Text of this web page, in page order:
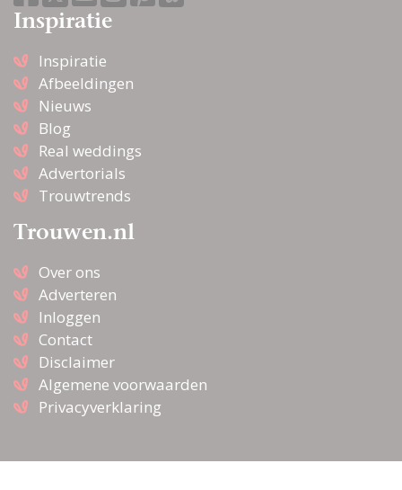
Inspiratie
Inspiratie
Afbeeldingen
Nieuws
Blog
Real weddings
Advertorials
Trouwtrends
Trouwen.nl
Over ons
Adverteren
Inloggen
Contact
Disclaimer
Algemene voorwaarden
Privacyverklaring